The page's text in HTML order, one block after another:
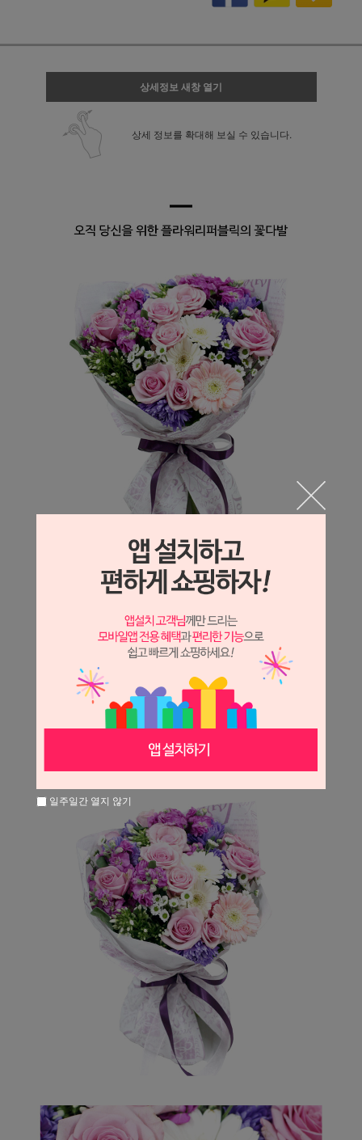
상세정보 새창 열기
상세 정보를 확대해 보실 수 있습니다.
일주일간 열지 않기